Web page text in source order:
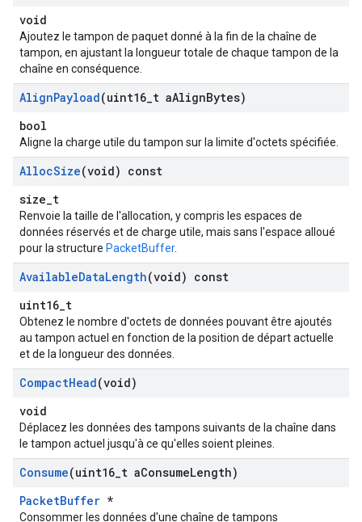
void
Ajoutez le tampon de paquet donné à la fin de la chaîne de
tampon, en ajustant la longueur totale de chaque tampon de la
chaîne en conséquence.
AlignPayload(uint16 t aAlignBytes)
bool
Aligne la charge utile du tampon sur la limite d'octets spécifiée.
AllocSize(void) const
size_t
Renvoie la taille de l'allocation, y compris les espaces de
données réservés et de charge utile, mais sans l'espace alloué
pour la structure PacketBuffer.
AvailableDataLength(void) const
uint16_t
Obtenez le nombre d'octets de données pouvant être ajoutés
au tampon actuel en fonction de la position de départ actuelle
et de la longueur des données.
CompactHead(void)
void
Déplacez les données des tampons suivants de la chaîne dans
le tampon actuel jusqu'à ce qu'elles soient pleines.
Consume(uint16 t aConsumeLength)
PacketBuffer *
Consommer les données d'une chaîne de tampons